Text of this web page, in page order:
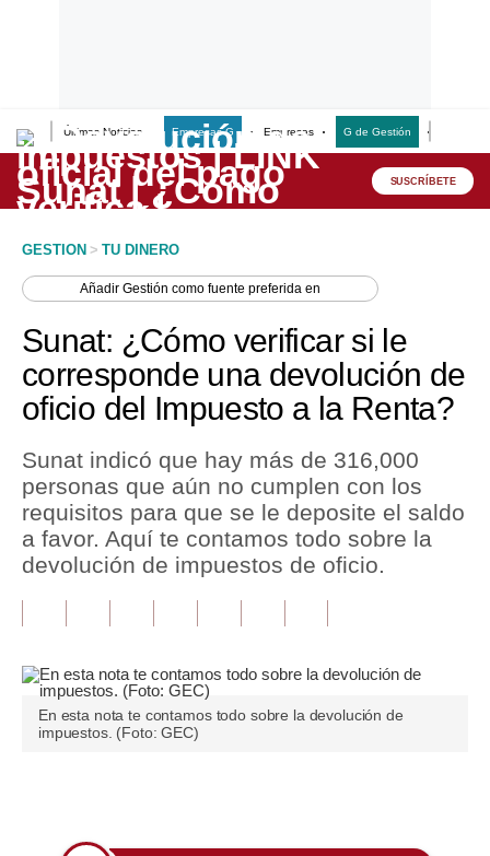
Últimas Noticias Empresas G Empresas G de Gestión
Lo último
Peru Quiosco
Economía
Mercados
Política
Tu Dinero
Finanzas Personales
Opinión
SUSCRÍBETE
GESTION > TU DINERO
AñadirGestión como fuente preferida en
Sunat: ¿Cómo verificar si le
corresponde una devolución de
oficio del Impuesto a la Renta?
Sunat indicó que hay más de 316,000
personas que aún no cumplen con los
requisitos para que se le deposite el saldo
a favor. Aquí te contamos todo sobre la
devolución de impuestos de oficio.
En esta nota te contamos todo sobre la devolución de
impuestos. (Foto: GEC)